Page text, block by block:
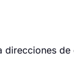
direcciones